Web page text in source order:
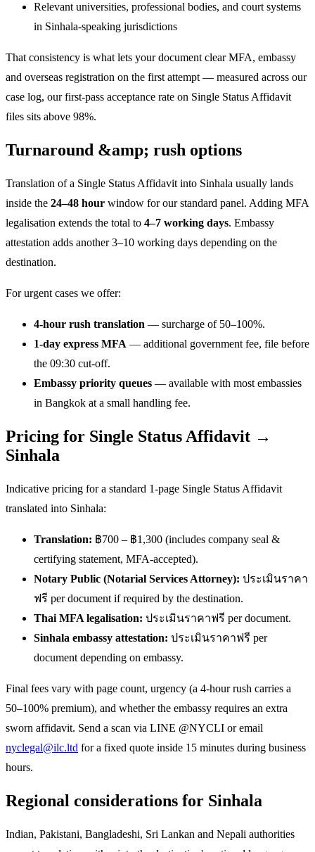
Relevant universities, professional bodies, and court systems
in Sinhala-speaking jurisdictions
That consistency is what lets your document clear MFA, embassy
and overseas registration on the first attempt — measured across our
case log, our first-pass acceptance rate on Single Status Affidavit
files sits above 98%.
Turnaround &amp; rush options
Translation of a Single Status Affidavit into Sinhala usually lands
inside the 24–48 hour window for our standard panel. Adding MFA
legalisation extends the total to 4–7 working days. Embassy
attestation adds another 3–10 working days depending on the
destination.
For urgent cases we offer:
4-hour rush translation — surcharge of 50–100%.
1-day express MFA — additional government fee, file before
the 09:30 cut-off.
Embassy priority queues — available with most embassies
in Bangkok at a small handling fee.
Pricing for Single Status Affidavit →
Sinhala
Indicative pricing for a standard 1-page Single Status Affidavit
translated into Sinhala:
Translation: ฿700 – ฿1,300 (includes company seal &
certifying statement, MFA-accepted).
Notary Public (Notarial Services Attorney): ประเมินราคา
ฟรี per document if required by the destination.
Thai MFA legalisation: ประเมินราคาฟรี per document.
Sinhala embassy attestation: ประเมินราคาฟรี per
document depending on embassy.
Final fees vary with page count, urgency (a 4-hour rush carries a
50–100% premium), and whether the embassy requires an extra
sworn affidavit. Send a scan via LINE @NYCLI or email
nyclegal@ilc.ltd for a fixed quote inside 15 minutes during business
hours.
Regional considerations for Sinhala
Indian, Pakistani, Bangladeshi, Sri Lankan and Nepali authorities